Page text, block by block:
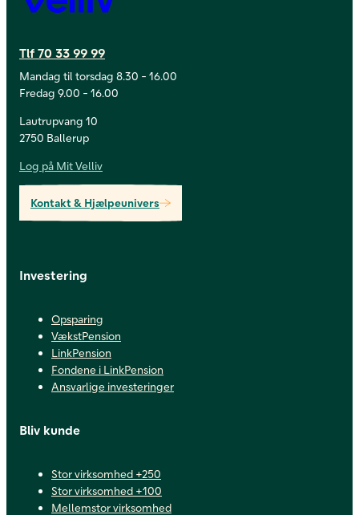
Tlf 70 33 99 99
Mandag til torsdag 8.30 - 16.00
Fredag 9.00 - 16.00
Lautrupvang 10
2750 Ballerup
Log på Mit Velliv
Kontakt & Hjælpeunivers
Investering
Opsparing
VækstPension
LinkPension
Fondene i LinkPension
Ansvarlige investeringer
Bliv kunde
Stor virksomhed +250
Stor virksomhed +100
Mellemstor virksomhed